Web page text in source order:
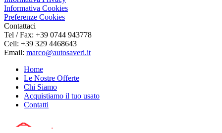
Informativa Cookies
Preferenze Cookies
Contattaci
Tel / Fax: +39 0744 943778
Cell: +39 329 4468643
Email: marco@autosaveri.it
Home
Le Nostre Offerte
Chi Siamo
Acquistiamo il tuo usato
Contatti